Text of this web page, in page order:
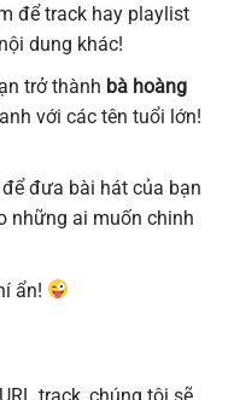
để track hay playlist
dung khác!
trở thành bà hoàng
với các tên tuổi lớn!
đưa bài hát của bạn
những ai muốn chinh
ẩn!